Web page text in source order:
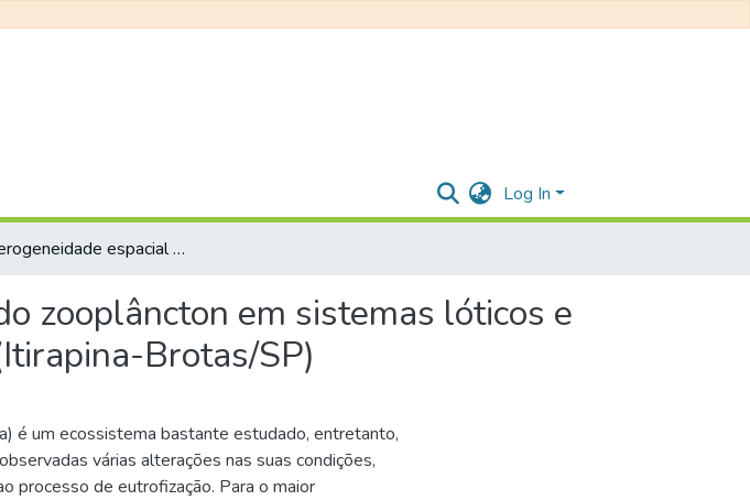
Log In
Heterogeneidade espacial e temporal do zooplâncton em sistemas lóticos e lênticos da bacia hidrográfica do Lobo (Itirapina-Brotas/SP)
zooplâncton em sistemas lóticos e
Brotas/SP)
é um ecossistema bastante estudado, entretanto,
várias alterações nas suas condições,
processo de eutrofização. Para o maior